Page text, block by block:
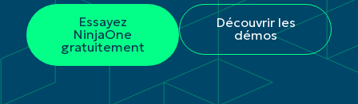
Essayez
NinjaOne
gratuitement
Découvrir les
démos